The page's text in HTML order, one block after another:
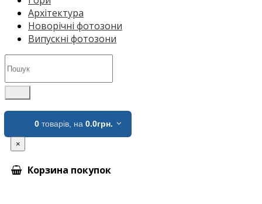
Архітектура
Новорічні фотозони
Випускні фотозони
0 товарів, на 0.0грн.
×
Корзина покупок